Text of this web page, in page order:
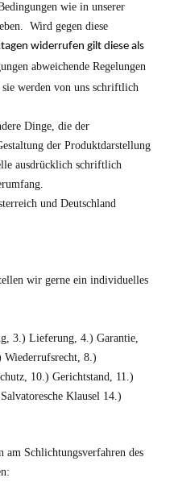
wie in unserer
Wird gegen diese
widerrufen gilt diese als
abweichende Regelungen
werden von uns schriftlich
Dinge, die der
der Produktdarstellung
ausdrücklich schriftlich
und Deutschland
wir gerne ein individuelles
3.) Lieferung, 4.) Garantie,
Wiederrufsrecht, 8.)
10.) Gerichtstand, 11.)
Klausel 14.)
Schlichtungsverfahren des